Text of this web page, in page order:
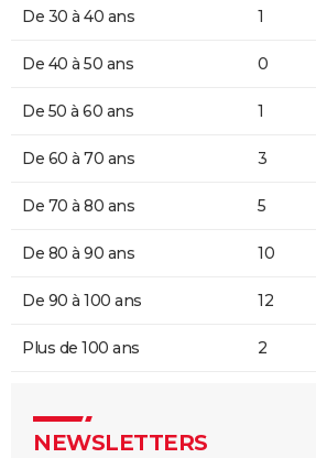
De 30 à 40 ans 1
De 40 à 50 ans 0
De 50 à 60 ans 1
De 60 à 70 ans 3
De 70 à 80 ans 5
De 80 à 90 ans 10
De 90 à 100 ans 12
Plus de 100 ans 2
NEWSLETTERS